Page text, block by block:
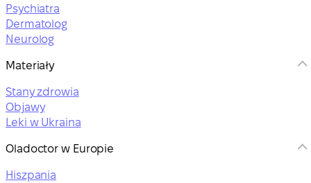
Psychiatra
Dermatolog
Neurolog
Materiały
Stany zdrowia
Objawy
Leki w Ukraina
Oladoctor w Europie
Hiszpania